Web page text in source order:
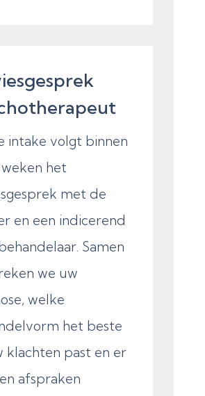
intake volgt binnen
het
met de
en een indicerend
Samen
we uw
welke
het beste
klachten past en er
afspraken